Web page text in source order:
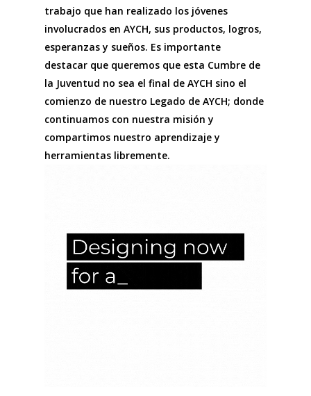
trabajo que han realizado los jóvenes
involucrados en AYCH, sus productos, logros,
esperanzas y sueños. Es importante
destacar que queremos que esta Cumbre de
la Juventud no sea el final de AYCH sino el
comienzo de nuestro Legado de AYCH; donde
continuamos con nuestra misión y
compartimos nuestro aprendizaje y
herramientas libremente.